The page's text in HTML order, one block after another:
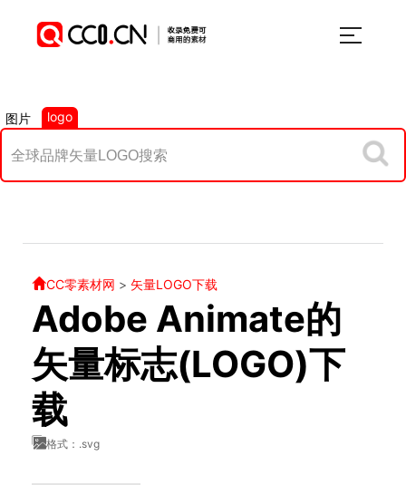
图片 logo
CC零素材网 > 矢量LOGO下载
Adobe Animate的
矢量标志(LOGO)下
载
格式：.svg